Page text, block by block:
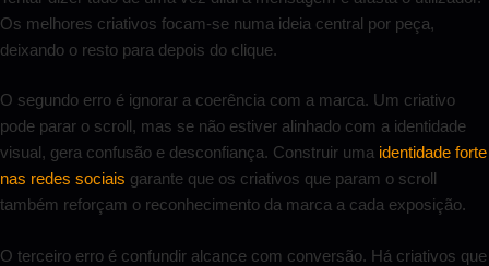
Os melhores criativos focam-se numa ideia central por peça,
deixando o resto para depois do clique.
O segundo erro é ignorar a coerência com a marca. Um criativo
pode parar o scroll, mas se não estiver alinhado com a identidade
visual, gera confusão e desconfiança. Construir uma identidade forte
nas redes sociais garante que os criativos que param o scroll
também reforçam o reconhecimento da marca a cada exposição.
O terceiro erro é confundir alcance com conversão. Há criativos que